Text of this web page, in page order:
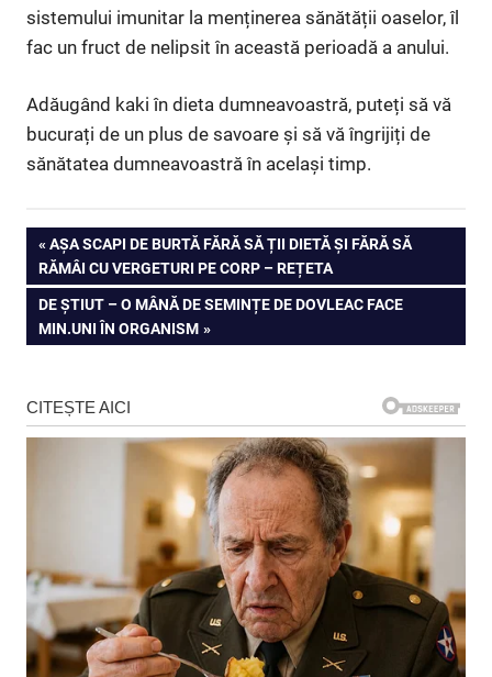
sistemului imunitar la menținerea sănătății oaselor, îl
fac un fruct de nelipsit în această perioadă a anului.
Adăugând kaki în dieta dumneavoastră, puteți să vă
bucurați de un plus de savoare și să vă îngrijiți de
sănătatea dumneavoastră în același timp.
Navigare
în
articole
PREVIOUS
POST:
AȘA SCAPI DE BURTĂ FĂRĂ SĂ ȚII DIETĂ ȘI FĂRĂ SĂ
RĂMÂI CU VERGETURI PE CORP – REȚETA
NEXT
POST:
DE ȘTIUT – O MÂNĂ DE SEMINȚE DE DOVLEAC FACE
MIN.UNI ÎN ORGANISM